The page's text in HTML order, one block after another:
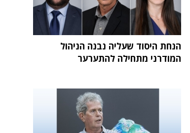
הנחת היסוד שעליה נבנה הניהול
המודרני מתחילה להתערער